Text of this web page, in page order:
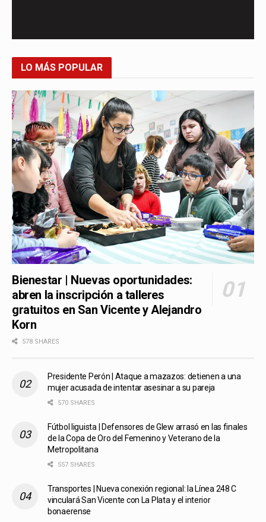
LO MÁS POPULAR
Bienestar | Nuevas oportunidades:
abren la inscripción a talleres
gratuitos en San Vicente y Alejandro
Korn
578 SHARES
Presidente Perón | Ataque a mazazos: detienen a una
mujer acusada de intentar asesinar a su pareja
570 SHARES
Fútbol liguista | Defensores de Glew arrasó en las finales
de la Copa de Oro del Femenino y Veterano de la
Metropolitana
557 SHARES
Transportes | Nueva conexión regional: la Línea 248 C
vinculará San Vicente con La Plata y el interior
bonaerense